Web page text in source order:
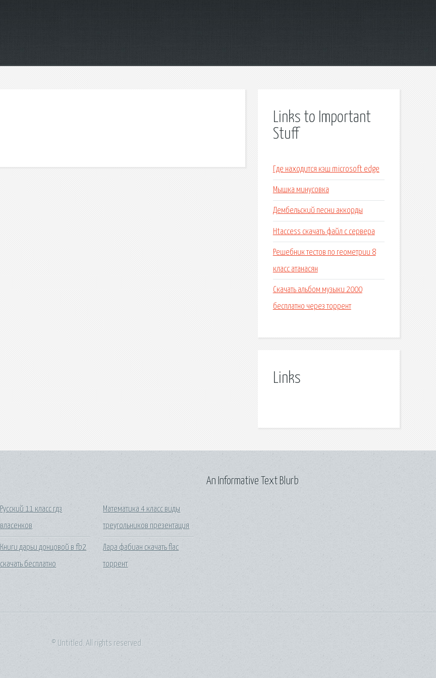
Links to Important
Stuff
Где находится кэш microsoft edge
Мышка минусовка
Дембельский песни аккорды
Htaccess скачать файл с сервера
Решебник тестов по геометрии 8
класс атанасян
Скачать альбом музыки 2000
бесплатно через торрент
Links
Русский 11 класс гдз
власенков
Книги дарьи донцовой в fb2
скачать бесплатно
Математика 4 класс виды
треугольников презентация
Лара фабиан скачать flac
торрент
An Informative Text Blurb
© Untitled. All rights reserved.